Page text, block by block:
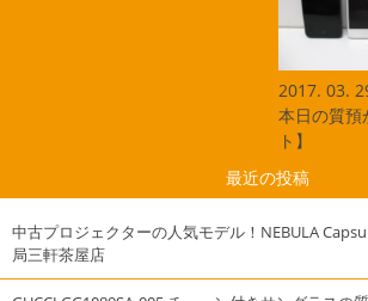
2017. 03.
本日の質
ト】
最近の投稿
中古プロジェクターの人気モデル！NEBULA
局三軒茶屋店